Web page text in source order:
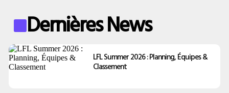
Dernières News
LFL Summer 2026 : Planning, Équipes &
Classement